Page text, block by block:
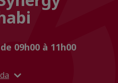
09h00 à 11h00